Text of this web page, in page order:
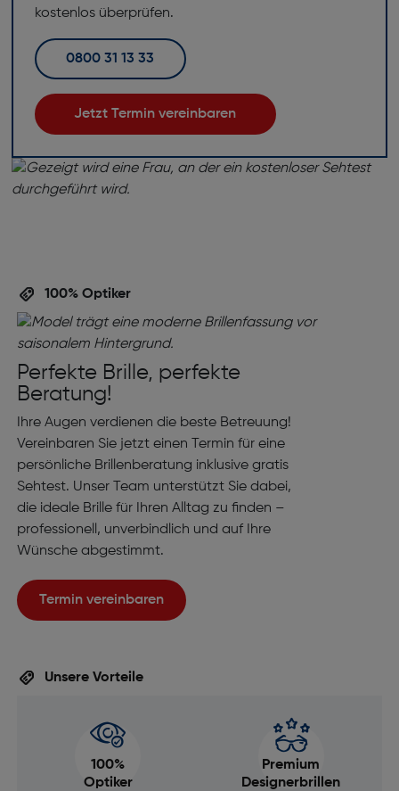
kostenlos überprüfen.
0800 31 13 33
Jetzt Termin vereinbaren
100% Optiker
Perfekte Brille, perfekte
Beratung!
Ihre Augen verdienen die beste Betreuung!
Vereinbaren Sie jetzt einen Termin für eine
persönliche Brillenberatung inklusive gratis
Sehtest. Unser Team unterstützt Sie dabei,
die ideale Brille für Ihren Alltag zu finden –
professionell, unverbindlich und auf Ihre
Wünsche abgestimmt.
Termin vereinbaren
Unsere Vorteile
100%
Optiker
Premium
Designerbrillen